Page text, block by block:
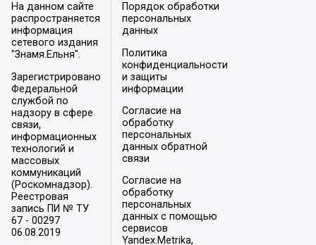
На данном сайте
распространяется
информация
сетевого издания
"Знамя.Ельня".
Зарегистрировано
Федеральной
службой по
надзору в сфере
связи,
информационных
технологий и
массовых
коммуникаций
(Роскомнадзор).
Реестровая
запись ПИ № ТУ
67 - 00297
06.08.2019
Порядок обработки
персональных
данных
Политика
конфиденциальности
и защиты
информации
Согласие на
обработку
персональных
данных обратной
связи
Согласие на
обработку
персональных
данных с помощью
сервисов
Yandex.Metrika,